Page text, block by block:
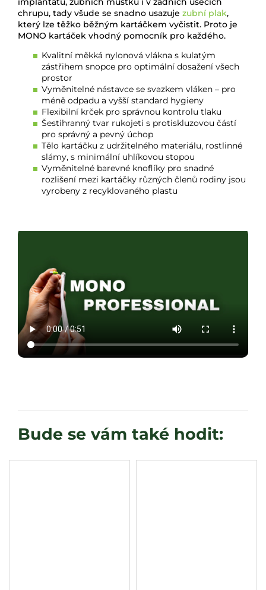
chrupu, tady všude se snadno usazuje zubní plak,
který lze těžko běžným kartáčkem vyčistit. Proto je
MONO kartáček vhodný pomocník pro každého.
Kvalitní měkká nylonová vlákna s kulatým
zástřihem snopce pro optimální dosažení všech
prostor
Vyměnitelné nástavce se svazkem vláken – pro
méně odpadu a vyšší standard hygieny
Flexibilní krček pro správnou kontrolu tlaku
Šestihranný tvar rukojeti s protiskluzovou částí
pro správný a pevný úchop
Tělo kartáčku z udržitelného materiálu, rostlinné
slámy, s minimální uhlíkovou stopou
Vyměnitelné barevné knoflíky pro snadné
rozlišení mezi kartáčky různých členů rodiny jsou
vyrobeny z recyklovaného plastu